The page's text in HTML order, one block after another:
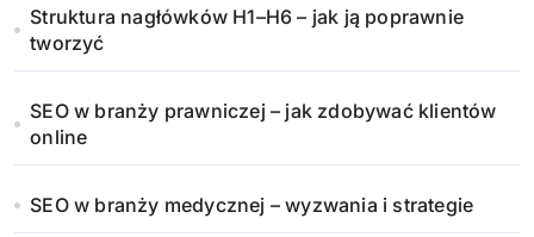
Struktura nagłówków H1–H6 – jak ją poprawnie
tworzyć
SEO w branży prawniczej – jak zdobywać klientów
online
SEO w branży medycznej – wyzwania i strategie